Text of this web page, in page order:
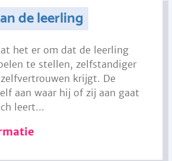
de leerling
het er om dat de leerling
te stellen, zelfstandiger
krijgt. De
aan waar hij of zij aan gaat
leert...